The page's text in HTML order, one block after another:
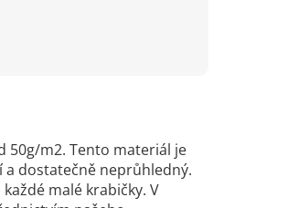
50g/m2. Tento materiál je
a dostatečně neprůhledný.
malé krabičky. V